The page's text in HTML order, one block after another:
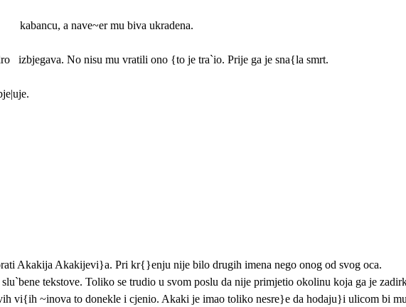
kabancu, a nave~er mu biva ukradena.
izbjegava. No nisu mu vratili ono {to je tra`io. Prije ga je sna{la smrt.
Akakija Akakijevi}a. Pri kr{}enju nije bilo drugih imena nego onog od svog oca.
tekstove. Toliko se trudio u svom poslu da nije primjetio okolinu koja ga je
vi{ih ~inova to donekle i cjenio. Akaki je imao toliko nesre}e da hodaju}i ulicom bi